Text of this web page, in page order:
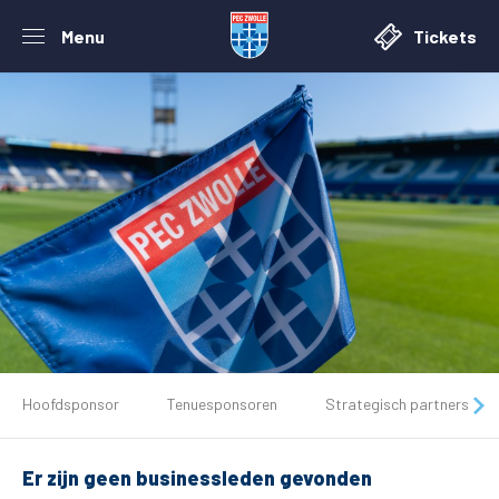
Menu Tickets
Tickets
Matchdays
Hoofdsponsor Tenuesponsoren Strategisch partners
Er zijn geen businessleden gevonden